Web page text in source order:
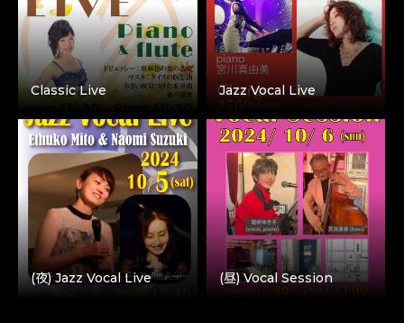
Classic Live Jazz Vocal Live
(夜) Jazz Vocal Live (昼) Vocal Session